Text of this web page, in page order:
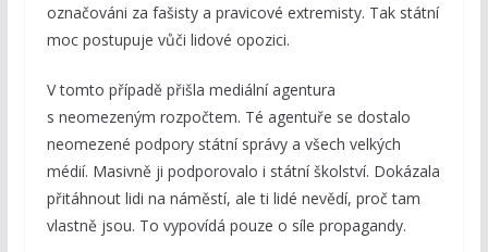
označováni za fašisty a pravicové extremisty. Tak státní
moc postupuje vůči lidové opozici.
V tomto případě přišla mediální agentura
s neomezeným rozpočtem. Té agentuře se dostalo
neomezené podpory státní správy a všech velkých
médií. Masivně ji podporovalo i státní školství. Dokázala
přitáhnout lidi na náměstí, ale ti lidé nevědí, proč tam
vlastně jsou. To vypovídá pouze o síle propagandy.